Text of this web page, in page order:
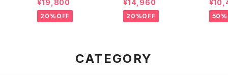
ブラック/TNFブラック |
Unisex
¥19,800
20%OFF
チ | Women
¥14,960
20%OFF
CATEGORY